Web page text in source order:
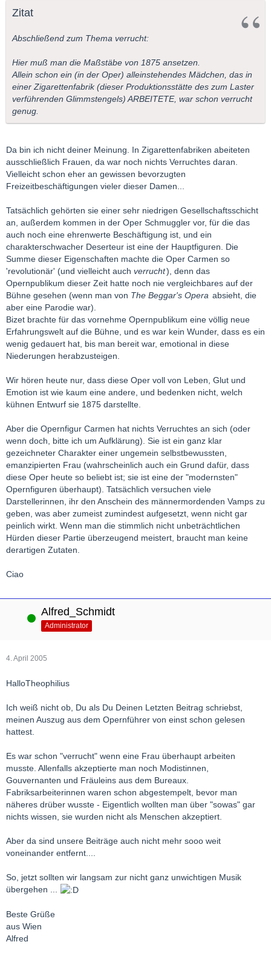
Zitat
Abschließend zum Thema verrucht:
Hier muß man die Maßstäbe von 1875 ansetzen.
Allein schon ein (in der Oper) alleinstehendes Mädchen, das in
einer Zigarettenfabrik (dieser Produktionsstätte des zum Laster
verführenden Glimmstengels) ARBEITETE, war schon verrucht
genug.
Da bin ich nicht deiner Meinung. In Zigarettenfabriken abeiteten
ausschließlich Frauen, da war noch nichts Verruchtes daran.
Vielleicht schon eher an gewissen bevorzugten
Freizeitbeschäftigungen vieler dieser Damen...
Tatsächlich gehörten sie einer sehr niedrigen Gesellschaftsschicht
an, außerdem kommen in der Oper Schmuggler vor, für die das
auch noch eine ehrenwerte Beschäftigung ist, und ein
charakterschwacher Deserteur ist eine der Hauptfiguren. Die
Summe dieser Eigenschaften machte die Oper Carmen so
'revolutionär' (und vielleicht auch verrucht), denn das
Opernpublikum dieser Zeit hatte noch nie vergleichbares auf der
Bühne gesehen (wenn man von The Beggar's Opera absieht, die
aber eine Parodie war).
Bizet brachte für das vornehme Opernpublikum eine völlig neue
Erfahrungswelt auf die Bühne, und es war kein Wunder, dass es ein
wenig gedauert hat, bis man bereit war, emotional in diese
Niederungen herabzusteigen.
Wir hören heute nur, dass diese Oper voll von Leben, Glut und
Emotion ist wie kaum eine andere, und bedenken nicht, welch
kühnen Entwurf sie 1875 darstellte.
Aber die Opernfigur Carmen hat nichts Verruchtes an sich (oder
wenn doch, bitte ich um Aufklärung). Sie ist ein ganz klar
gezeichneter Charakter einer ungemein selbstbewussten,
emanzipierten Frau (wahrscheinlich auch ein Grund dafür, dass
diese Oper heute so beliebt ist; sie ist eine der "modernsten"
Opernfiguren überhaupt). Tatsächlich versuchen viele
Darstellerinnen, ihr den Anschein des männermordenden Vamps zu
geben, was aber zumeist zumindest aufgesetzt, wenn nicht gar
peinlich wirkt. Wenn man die stimmlich nicht unbeträchtlichen
Hürden dieser Partie überzeugend meistert, braucht man keine
derartigen Zutaten.
Ciao
Online Alfred_Schmidt
Administrator
4. April 2005
HalloTheophilius
Ich weiß nicht ob, Du als Du Deinen Letzten Beitrag schriebst,
meinen Auszug aus dem Opernführer von einst schon gelesen
hattest.
Es war schon "verrucht" wenn eine Frau überhaupt arbeiten
musste. Allenfalls akzeptierte man noch Modistinnen,
Gouvernanten und Fräuleins aus dem Bureaux.
Fabriksarbeiterinnen waren schon abgestempelt, bevor man
näheres drüber wusste - Eigentlich wollten man über "sowas" gar
nichts wissen, sie wurden nicht als Menschen akzeptiert.
Aber da sind unsere Beiträge auch nicht mehr sooo weit
voneinander entfernt....
So, jetzt sollten wir langsam zur nicht ganz unwichtigen Musik
übergehen ...
Beste Grüße
aus Wien
Alfred